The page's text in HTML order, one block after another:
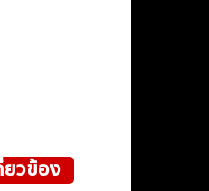
วข้อง